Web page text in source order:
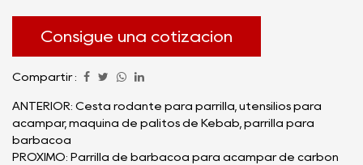
Diseñada tanto para establecimientos comerciales
como para personas exigentes que aprecian las
cosas buenas de la vida, la mesa para parrilla de
barbacoa coreana comercial sin humo Outdoors In
es un testimonio de la unión de las técnicas
tradicionales de barbacoa coreana y los principios
Consigue una cotización
Compartir :
ANTERIOR: Cesta rodante para parrilla, utensilios para
acampar, máquina de palitos de Kebab, parrilla para
barbacoa
PRÓXIMO: Parrilla de barbacoa para acampar de carbón